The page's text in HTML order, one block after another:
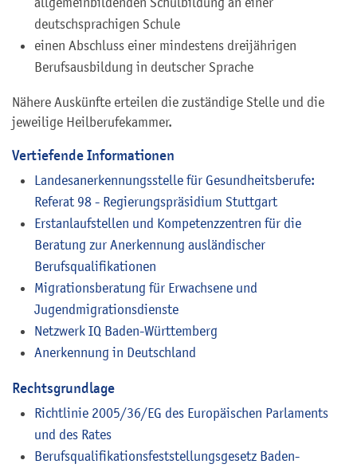
deutschsprachigen Schule
einen Abschluss einer mindestens dreijährigen
Berufsausbildung in deutscher Sprache
Nähere Auskünfte erteilen die zuständige Stelle und die
jeweilige Heilberufekammer.
Vertiefende Informationen
Landesanerkennungsstelle für Gesundheitsberufe:
Referat 98 - Regierungspräsidium Stuttgart
Erstanlaufstellen und Kompetenzzentren für die
Beratung zur Anerkennung ausländischer
Berufsqualifikationen
Migrationsberatung für Erwachsene und
Jugendmigrationsdienste
Netzwerk IQ Baden-Württemberg
Anerkennung in Deutschland
Rechtsgrundlage
Richtlinie 2005/36/EG des Europäischen Parlaments
und des Rates
Berufsqualifikationsfeststellungsgesetz Baden-